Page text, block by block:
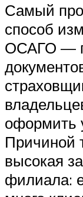
Самый
способ
ОСАГО —
оформить
Причиной
высокая
филиала: